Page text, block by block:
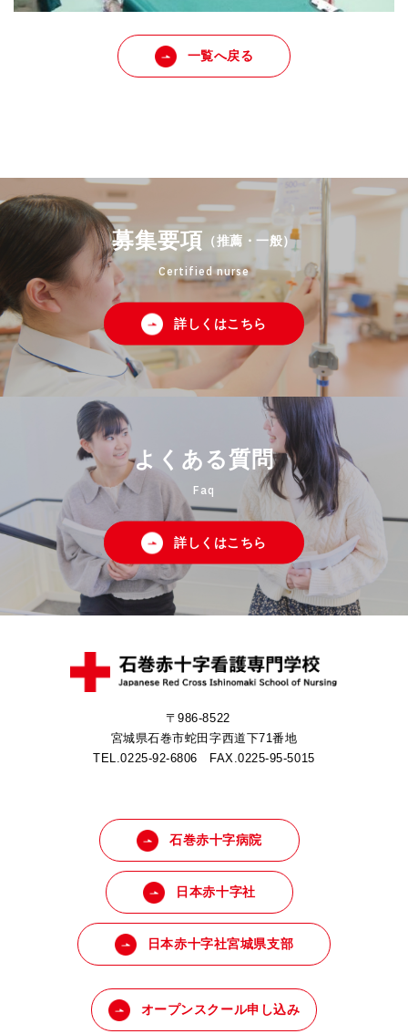
一覧へ戻る
募集要項 （推薦・一般）
Certified nurse
詳しくはこちら
よくある質問
Faq
詳しくはこちら
オープンスクール申し込み
石巻赤十字病院
日本赤十字社
日本赤十字社宮城県支部
〒986-8522
宮城県石巻市蛇田字西道下71番地
TEL.0225-92-6806 FAX.0225-95-5015